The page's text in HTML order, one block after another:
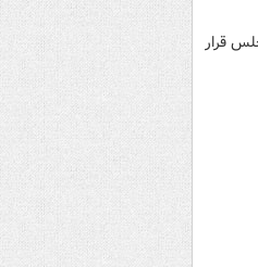
قرار